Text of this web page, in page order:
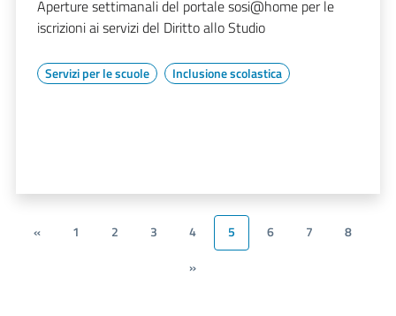
Aperture settimanali del portale sosi@home per le
iscrizioni ai servizi del Diritto allo Studio
Servizi per le scuole Inclusione scolastica
« 1 2 3 4 5 6 7
8
»